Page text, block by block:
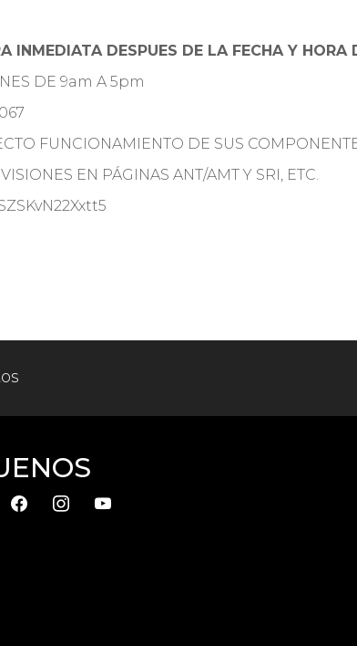
INMEDIATA DESPUES DE LA FECHA Y
DE 9am A 5pm
FUNCIONAMIENTO DE SUS
EN PÁGINAS ANT/AMT Y SRI, ETC.